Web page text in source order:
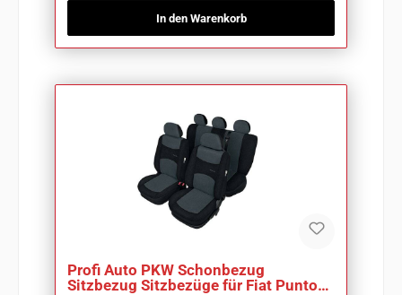
In den Warenkorb
Profi Auto PKW Schonbezug
Sitzbezug Sitzbezüge für Fiat Punto